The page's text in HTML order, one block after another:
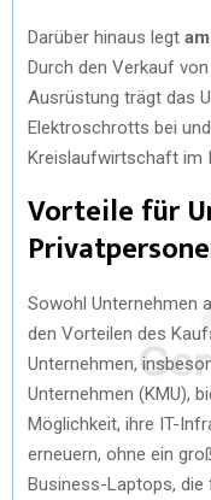
Darüber hinaus legt
Durch den Verkauf
Ausrüstung trägt das
Elektroschrotts bei
Kreislaufwirtschaft im
Vorteile für
Sowohl Unternehmen
den Vorteilen des
Unternehmen,
Unternehmen (KMU),
Möglichkeit, ihre IT-
erneuern, ohne ein
Business-Laptops, die